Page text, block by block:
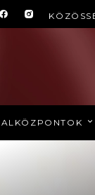
ALKÖZPONTOK